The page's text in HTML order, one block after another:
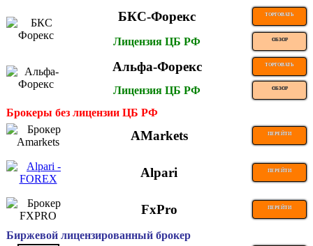
БКС-Форекс ТОРГОВАТЬ
Лицензия ЦБ РФ ОБЗОР
Альфа-Форекс ТОРГОВАТЬ
Лицензия ЦБ РФ ОБЗОР
Брокеры без лицензии ЦБ РФ
AMarkets ПЕРЕЙТИ
Alpari ПЕРЕЙТИ
FxPro ПЕРЕЙТИ
Биржевой лицензированный брокер